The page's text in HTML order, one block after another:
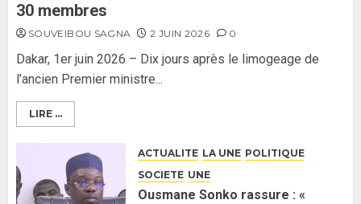
30 membres
SOUVEIBOU SAGNA 2 JUIN 2026 0
Dakar, 1er juin 2026 – Dix jours après le limogeage de
l’ancien Premier ministre...
LIRE ...
ACTUALITE LA UNE POLITIQUE
SOCIETE UNE
Ousmane Sonko rassure : «